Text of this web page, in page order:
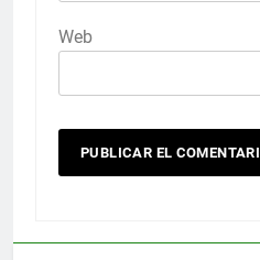
Web